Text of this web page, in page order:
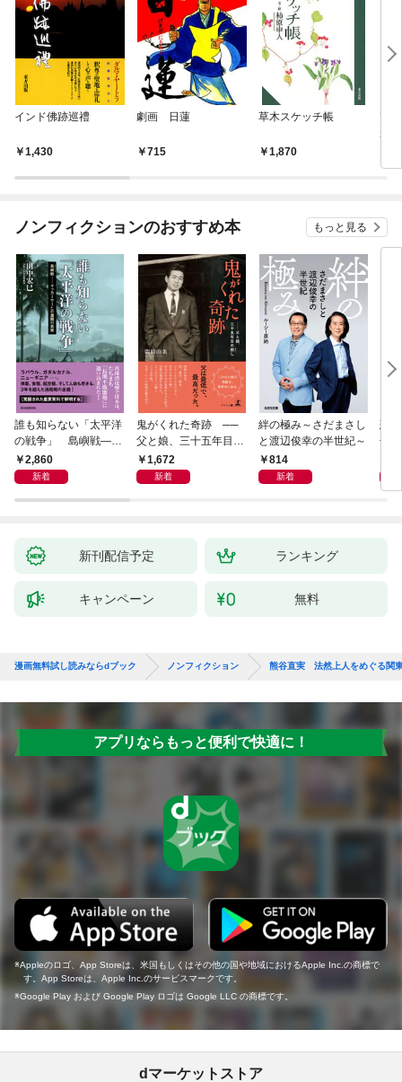
インド佛跡巡禮
1,430
劇画 日蓮
715
草木スケッチ帳
1,870
改
が
ノンフィクションのおすすめ本 もっと見る
誰も知らない「太平洋
の戦争」 島嶼戦――
マッカーサーとの激闘
の真実
2,860
新着
鬼がくれた奇跡 ──
父と娘、三十五年目の
赦し1,672
新着
絆の極み～さだまさし
と渡辺俊幸の半世紀～
814
新着
悲
子
新刊配信予定 ランキング
キャンペーン 無料
漫画無料試し読みならdブック ノンフィクション 熊谷直実 法然上人をめぐる関
アプリならもっと便利で快適に！
Appleのロゴ、App Storeは、米国もしくはその他の国や地域におけるApple Inc.の商標で
す。App Storeは、Apple Inc.のサービスマークです。
Google Play および Google Play ロゴは Google LLC の商標です。
dマーケットストア